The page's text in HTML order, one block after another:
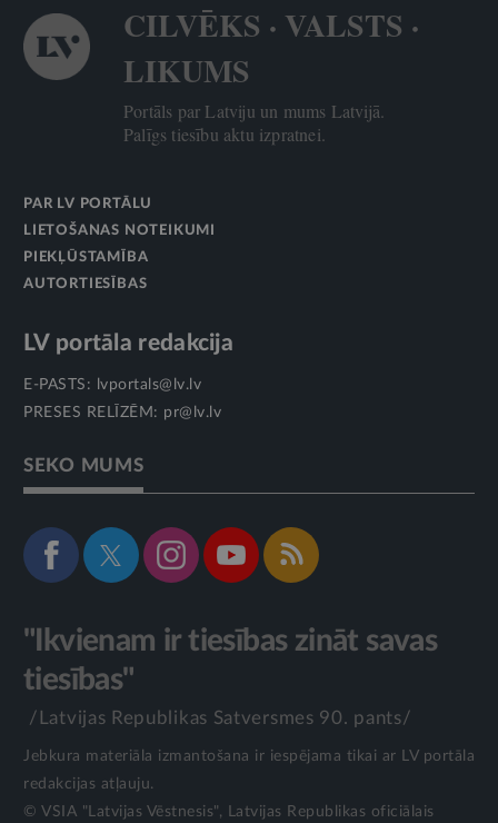
CILVĒKS · VALSTS ·
LIKUMS
Portāls par Latviju un mums Latvijā.
Palīgs tiesību aktu izpratnei.
PAR LV PORTĀLU
LIETOŠANAS NOTEIKUMI
PIEKĻŪSTAMĪBA
AUTORTIESĪBAS
LV portāla redakcija
E-PASTS:
lvportals@lv.lv
PRESES RELĪZĒM: pr@lv.lv
SEKO MUMS
"Ikvienam ir tiesības zināt savas
tiesības"
/Latvijas Republikas Satversmes 90. pants/
Jebkura materiāla izmantošana ir iespējama tikai ar LV portāla
redakcijas atļauju.
© VSIA "Latvijas Vēstnesis", Latvijas Republikas oficiālais